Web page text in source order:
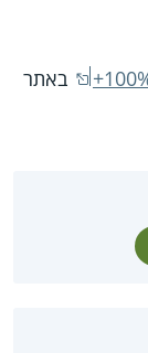
באתר